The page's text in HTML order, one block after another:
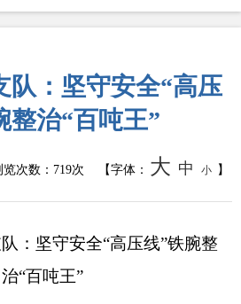
队：坚守安全“高压
整治“百吨王”
次数： 719次 【字体： 大 中 小 】
：坚守安全“高压线”铁腕整
治“百吨王”